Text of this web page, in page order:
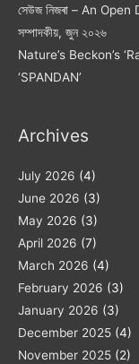
সেউজ নিজৰা – An
সম্পাদকীয়, জুন ২০২৬
Nature’s Beckon’s
‘SPANDAN’
Archives
July 2026 (4)
June 2026 (3)
May 2026 (3)
April 2026 (7)
March 2026 (4)
February 2026 (3)
January 2026 (3)
December 2025 (4)
November 2025 (2)